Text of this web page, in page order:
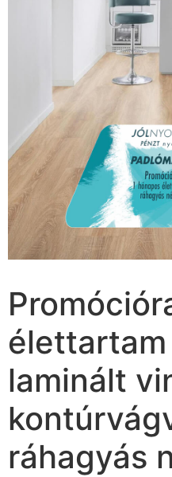
élettartam
laminált
ráhagyás